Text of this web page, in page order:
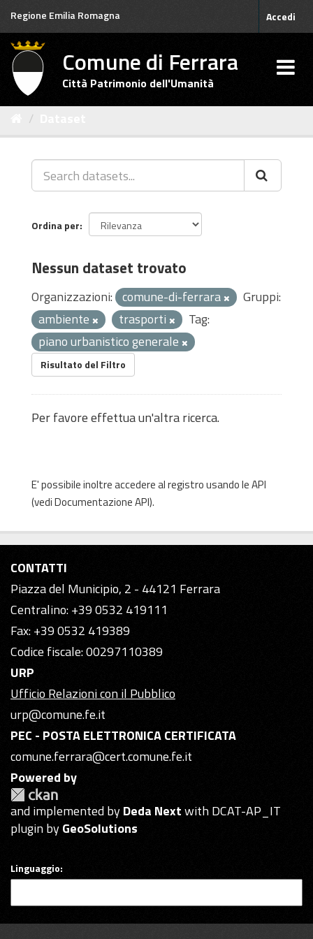
Salta
contenuto
Regione Emilia Romagna Accedi
Comune di Ferrara
Città Patrimonio dell'Umanità
Ordina per
Nessun dataset trovato
Organizzazioni: comune-di-ferrara
Gruppi:
ambiente
trasporti
Tag:
piano urbanistico generale
Risultato del Filtro
Per favore effettua un'altra ricerca.
E' possibile inoltre accedere al registro usando leAPI
(vediDocumentazione API).
CONTATTI
Piazza del Municipio, 2 - 44121 Ferrara
Centralino: +39 0532 419111
Fax: +39 0532 419389
Codice fiscale: 00297110389
URP
Ufficio Relazioni con il Pubblico
urp@comune.fe.it
PEC - POSTA ELETTRONICA CERTIFICATA
comune.ferrara@cert.comune.fe.it
Powered by
and implemented byDeda Nextwith DCAT-AP_IT
plugin byGeoSolutions
Linguaggio